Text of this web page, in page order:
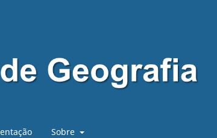
Sobre